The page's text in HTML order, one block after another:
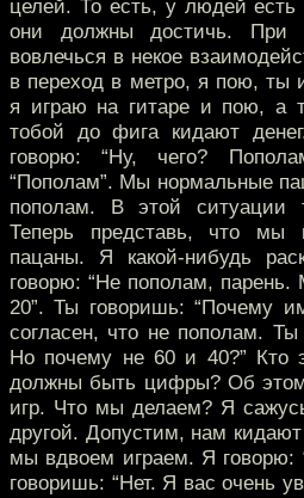
целей. То есть, у людей есть
они должны достичь. При
вовлечься в некое
в переход в метро, я пою, ты
я играю на гитаре и пою, а
тобой до фига кидают
говорю: “Ну, чего?
“Пополам”. Мы нормальные
пополам. В этой ситуации
Теперь представь, что мы
пацаны. Я какой-нибудь
говорю: “Не пополам, парень.
20”. Ты говоришь: “Почему
согласен, что не пополам.
Но почему не 60 и 40?” Кто
должны быть цифры? Об этом
игр. Что мы делаем? Я
другой. Допустим, нам
мы вдвоем играем. Я говорю:
говоришь: “Нет. Я вас очень